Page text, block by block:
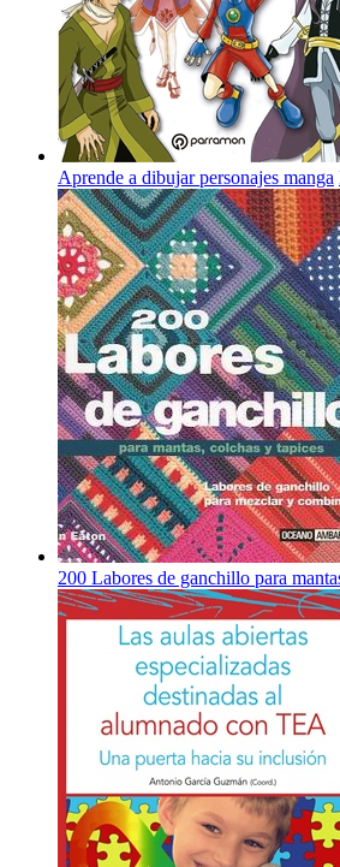
Aprende a dibujar personajes manga
200 Labores de ganchillo para